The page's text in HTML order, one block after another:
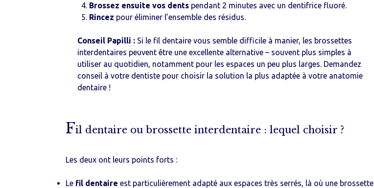
Brossez ensuite vos dents pendant 2 minutes avec un dentifrice fluoré.
Rincez pour éliminer l’ensemble des résidus.
Conseil Papilli : Si le fil dentaire vous semble difficile à manier, les brossettes
interdentaires peuvent être une excellente alternative – souvent plus simples à
utiliser au quotidien, notamment pour les espaces un peu plus larges. Demandez
conseil à votre dentiste pour choisir la solution la plus adaptée à votre anatomie
dentaire !
Fil dentaire ou brossette interdentaire : lequel choisir ?
Les deux ont leurs points forts :
Le fil dentaire est particulièrement adapté aux espaces très serrés, là où une brossette
Rechercher :